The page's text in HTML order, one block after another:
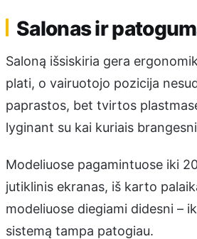
Salonas ir
Saloną išsiskiria gera
plati, o vairuotojo pozicija
paprastos, bet tvirtos
lyginant su kai kuriais
Modeliuose pagamintuose iki
jutiklinis ekranas, iš karto
modeliuose diegiami didesni –
sistemą tampa patogiau.